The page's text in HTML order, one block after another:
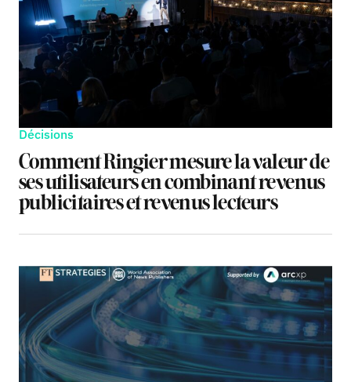
Décisions
Comment Ringier mesure la valeur de
ses utilisateurs en combinant revenus
publicitaires et revenus lecteurs